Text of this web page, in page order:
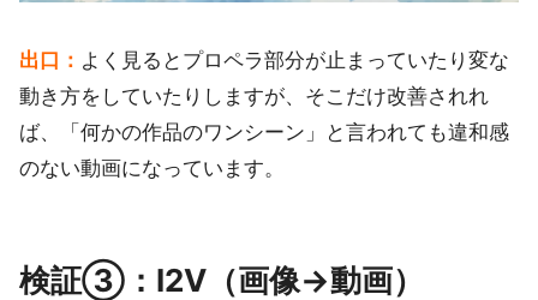
出口： よく見るとプロペラ部分が止まっていたり変な
動き方をしていたりしますが、そこだけ改善されれ
ば、「何かの作品のワンシーン」と言われても違和感
のない動画になっています。
検証③：I2V（画像→動画）